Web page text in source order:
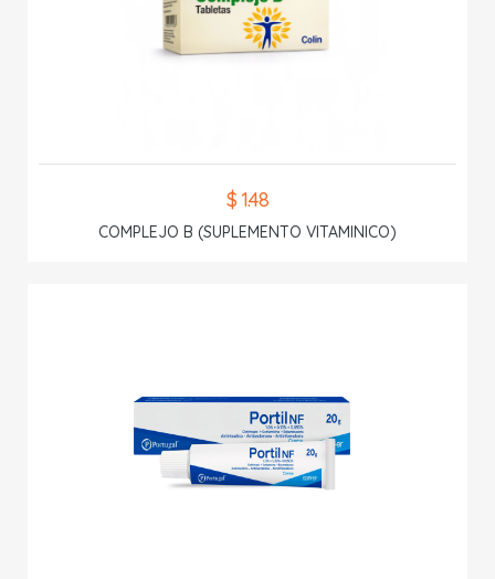
$ 1.48
COMPLEJO B (SUPLEMENTO VITAMINICO)